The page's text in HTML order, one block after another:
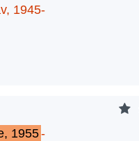
1945-
1955-